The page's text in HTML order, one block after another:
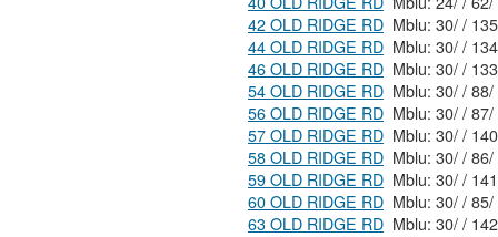
42 OLD RIDGE RD
44 OLD RIDGE RD
46 OLD RIDGE RD
54 OLD RIDGE RD
56 OLD RIDGE RD
57 OLD RIDGE RD
58 OLD RIDGE RD
59 OLD RIDGE RD
60 OLD RIDGE RD
63 OLD RIDGE RD
Mblu: